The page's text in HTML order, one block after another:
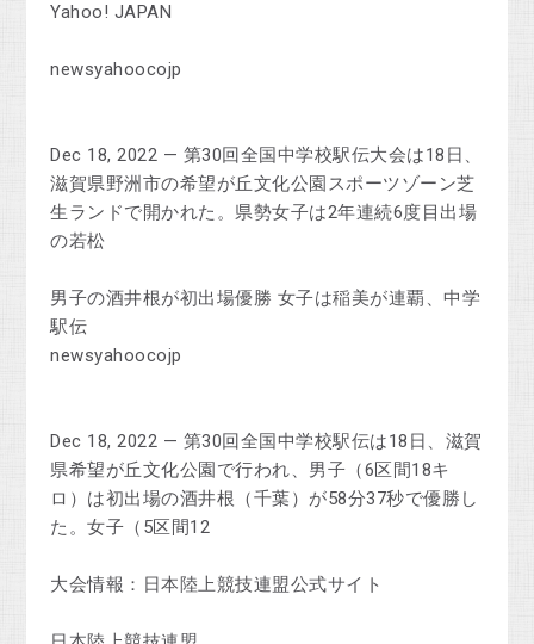
Yahoo! JAPAN
newsyahoocojp
Dec 18, 2022 — 第30回全国中学校駅伝大会は18日、
滋賀県野洲市の希望が丘文化公園スポーツゾーン芝
生ランドで開かれた。県勢女子は2年連続6度目出場
の若松
男子の酒井根が初出場優勝 女子は稲美が連覇、中学
駅伝
newsyahoocojp
Dec 18, 2022 — 第30回全国中学校駅伝は18日、滋賀
県希望が丘文化公園で行われ、男子（6区間18キ
ロ）は初出場の酒井根（千葉）が58分37秒で優勝し
た。女子（5区間12
大会情報：日本陸上競技連盟公式サイト